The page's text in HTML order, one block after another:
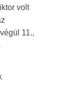
volt
11.,